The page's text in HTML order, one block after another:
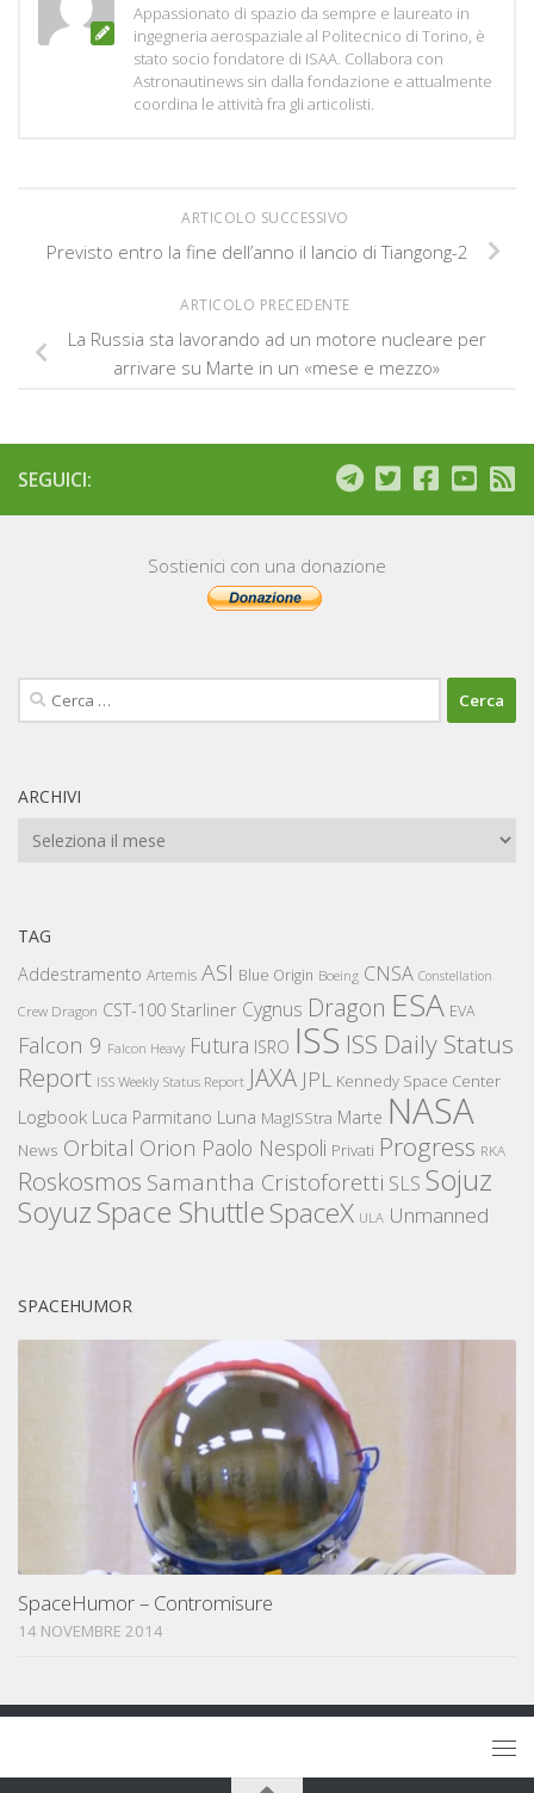
Appassionato di spazio da sempre e laureato in
ingegneria aerospaziale al Politecnico di Torino, è
stato socio fondatore di ISAA. Collabora con
Astronautinews sin dalla fondazione e attualmente
coordina le attività fra gli articolisti.
ARTICOLO SUCCESSIVO
Previsto entro la fine dell’anno il lancio di Tiangong-2
ARTICOLO PRECEDENTE
La Russia sta lavorando ad un motore nucleare per
arrivare su Marte in un «mese e mezzo»
SEGUICI:
Sostienici con una donazione
Ricerca
per:
ARCHIVI
Archivi
TAG
Addestramento Artemis ASI Blue Origin Boeing CNSA Constellation
Crew Dragon CST-100 Starliner Cygnus Dragon ESA EVA
Falcon 9 Falcon Heavy Futura ISRO ISS ISS Daily Status
Report ISS Weekly Status Report JAXA JPL Kennedy Space Center
Logbook Luca Parmitano Luna MagISStra Marte NASA
News Orbital Orion Paolo Nespoli Privati Progress RKA
Roskosmos Samantha Cristoforetti SLS Sojuz
SoyuzSpace ShuttleSpaceX ULA Unmanned
SPACEHUMOR
SpaceHumor – Contromisure
14 NOVEMBRE 2014